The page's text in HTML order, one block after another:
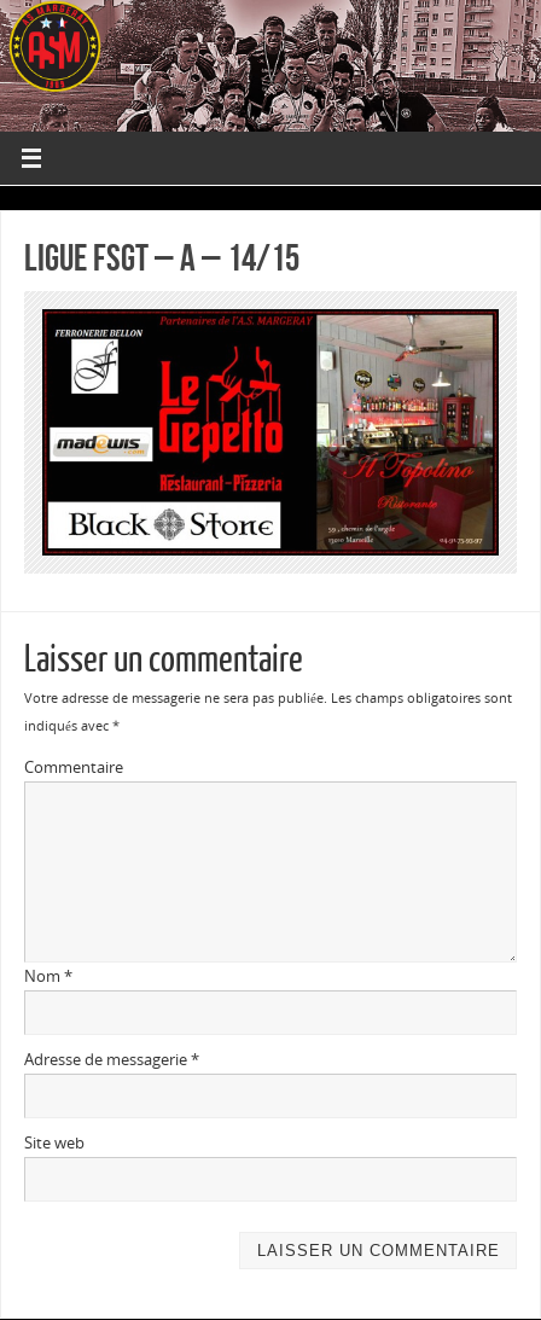
Ligue FSGT – A – 14/15
Laisser un commentaire
Votre adresse de messagerie ne sera pas publiée. Les champs obligatoires sont
indiqués avec *
Commentaire
Nom *
Adresse de messagerie*
Site web